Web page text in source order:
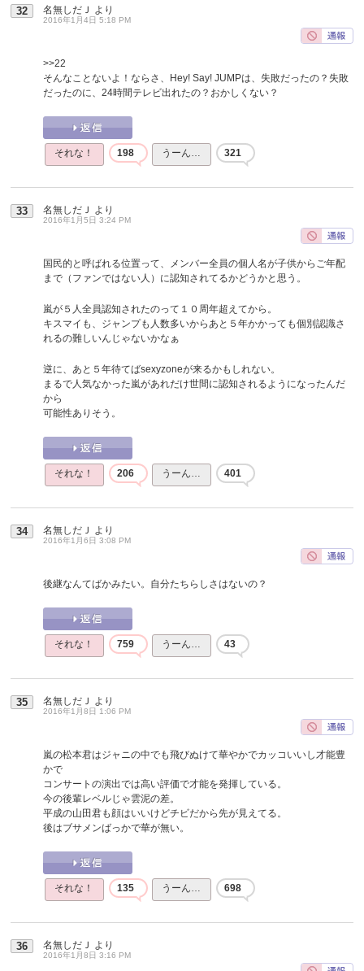
32 名無しだＪ より
2016年1月4日 5:18 PM
>>22
そんなことないよ！ならさ、Hey! Say! JUMPは、失敗だったの？失敗
だったのに、24時間テレビ出れたの？おかしくない？
それな！ 198 うーん… 321
33 名無しだＪ より
2016年1月5日 3:24 PM
国民的と呼ばれる位置って、メンバー全員の個人名が子供からご年配
まで（ファンではない人）に認知されてるかどうかと思う。
嵐が５人全員認知されたのって１０周年超えてから。
キスマイも、ジャンプも人数多いからあと５年かかっても個別認識さ
れるの難しいんじゃないかなぁ
逆に、あと５年待てばsexyzoneが来るかもしれない。
まるで人気なかった嵐があれだけ世間に認知されるようになったんだ
から
可能性ありそう。
それな！ 206 うーん… 401
34 名無しだＪ より
2016年1月6日 3:08 PM
後継なんてばかみたい。自分たちらしさはないの？
それな！ 759 うーん… 43
35 名無しだＪ より
2016年1月8日 1:06 PM
嵐の松本君はジャニの中でも飛びぬけて華やかでカッコいいし才能豊
かで
コンサートの演出では高い評価で才能を発揮している。
今の後輩レベルじゃ雲泥の差。
平成の山田君も顔はいいけどチビだから先が見えてる。
後はブサメンばっかで華が無い。
それな！ 135 うーん… 698
36 名無しだＪ より
2016年1月8日 3:16 PM